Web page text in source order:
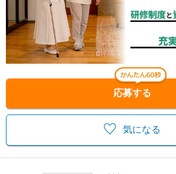
気になる
応募する